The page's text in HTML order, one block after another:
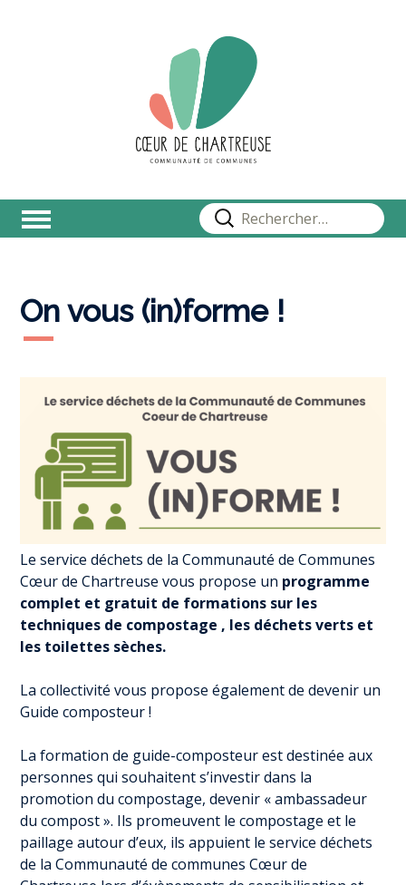
Rechercher :
On vous (in)forme !
Le service déchets de la Communauté de Communes
Cœur de Chartreuse vous propose un programme
complet et gratuit de formations sur les
techniques de compostage , les déchets verts et
les toilettes sèches.
La collectivité vous propose également de devenir un
Guide composteur !
La formation de guide-composteur est destinée aux
personnes qui souhaitent s’investir dans la
promotion du compostage, devenir « ambassadeur
du compost ». Ils promeuvent le compostage et le
paillage autour d’eux, ils appuient le service déchets
de la Communauté de communes Cœur de